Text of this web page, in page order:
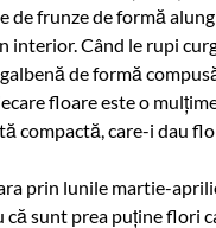
frunze de formă
interior. Când le rupi
de formă
floare este o
compactă, care-i dau
prin lunile martie-
sunt prea puține flori